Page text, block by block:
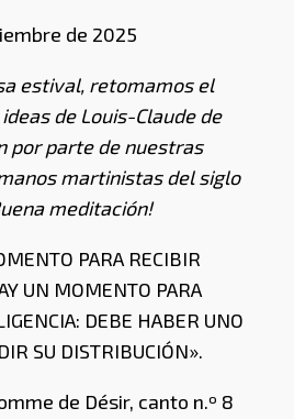
de 2025
estival, retomamos el
de Louis-Claude de
por parte de nuestras
martinistas del siglo
meditación!
PARA RECIBIR
UN MOMENTO PARA
DEBE HABER UNO
SU DISTRIBUCIÓN».
de Désir, canto n.º 8